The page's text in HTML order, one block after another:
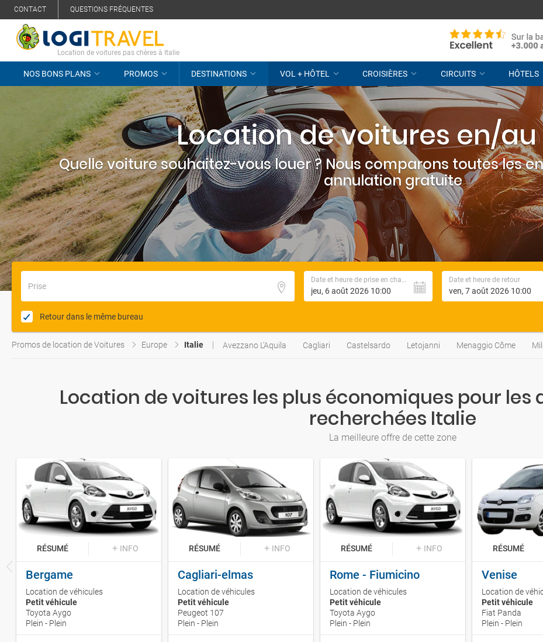
CONTACT QUESTIONS FRÉQUENTES
Location de voitures pas chères à Italie
NOS BONS PLANS PROMOS DESTINATIONS VOL + HÔTEL CROISIÈRES CIRCUITS HÔTELS
Location de voitures en/
Quelle voiture souhaitez-vous louer ? Nous comparons toutes les
annulation gratuite
Prise
Date et heure de prise en charge Date et heure de retour
Retour dans le même bureau
Promos de location de Voitures Europe Italie Avezzano L'Aquila Cagliari Castelsardo Letojanni Menaggio Côme
Location de voitures les plus économiques pour les
recherchées Italie
La meilleure offre de cette zone
RÉSUMÉ INFO
Bergame
Location de véhicules
Petit véhicule
Toyota Aygo
Plein - Plein
RÉSUMÉ INFO
Cagliari-elmas
Location de véhicules
Petit véhicule
Peugeot 107
Plein - Plein
RÉSUMÉ INFO
Rome - Fiumicino
Location de véhicules
Petit véhicule
Toyota Aygo
Plein - Plein
RÉSUMÉ
Venise
Location de
Petit véhicule
Fiat Panda
Plein - Plein